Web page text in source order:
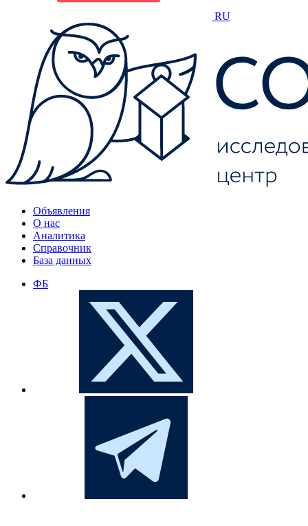
RU
Объявления
О нас
Аналитика
Справочник
База данных
ФБ